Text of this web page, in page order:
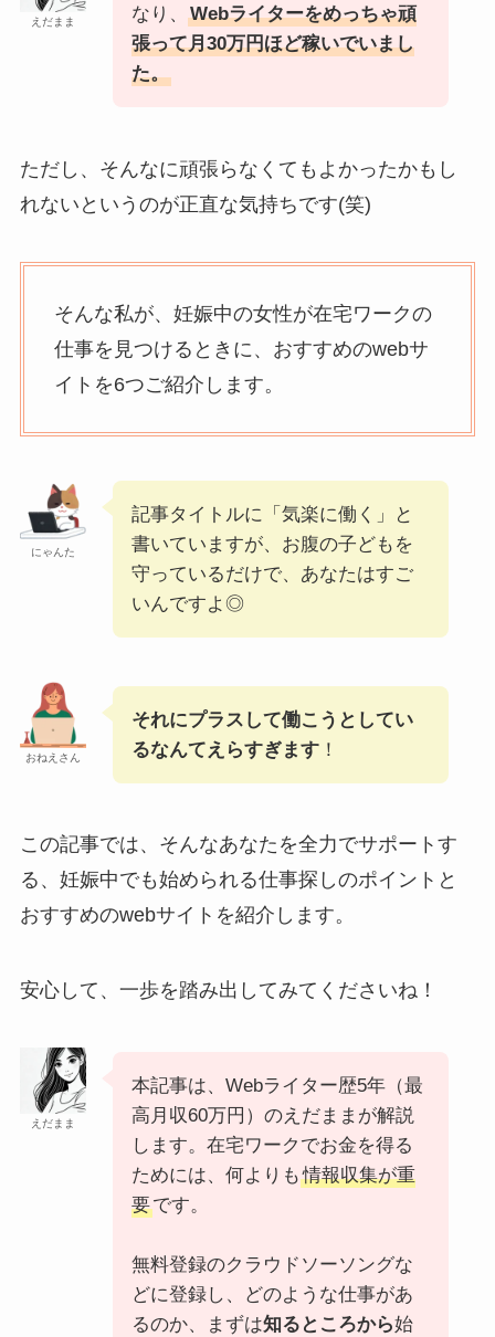
えだまま
なり、
Webライターをめっちゃ頑
張って月30万円ほど稼いでいまし
た。
ただし、そんなに頑張らなくてもよかったかもし
れないというのが正直な気持ちです(笑)
そんな私が、妊娠中の女性が在宅ワークの
仕事を見つけるときに、おすすめのwebサ
イトを6つご紹介します。
にゃんた
記事タイトルに「気楽に働く」と
書いていますが、お腹の子どもを
守っているだけで、あなたはすご
いんですよ◎
おねえさん
それにプラスして働こうとしてい
るなんてえらすぎます！
この記事では、そんなあなたを全力でサポートす
る、妊娠中でも始められる仕事探しのポイントと
おすすめのwebサイトを紹介します。
安心して、一歩を踏み出してみてくださいね！
えだまま
本記事は、Webライター歴5年（最
高月収60万円）のえだままが解説
します。在宅ワークでお金を得る
ためには、何よりも 情報収集が重
要です。
無料登録のクラウドソーソングな
どに登録し、どのような仕事があ
るのか、まずは知るところから始